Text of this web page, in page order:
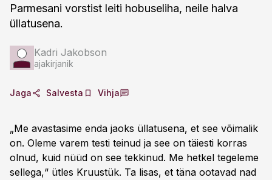
Parmesani vorstist leiti hobuseliha, neile halva
üllatusena.
Kadri Jakobson
ajakirjanik
Jaga Salvesta Vihja
„Me avastasime enda jaoks üllatusena, et see võimalik
on. Oleme varem testi teinud ja see on täiesti korras
olnud, kuid nüüd on see tekkinud. Me hetkel tegeleme
sellega,“ ütles Kruustük. Ta lisas, et täna ootavad nad